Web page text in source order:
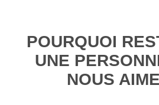
POURQUOI
UNE
NOUS